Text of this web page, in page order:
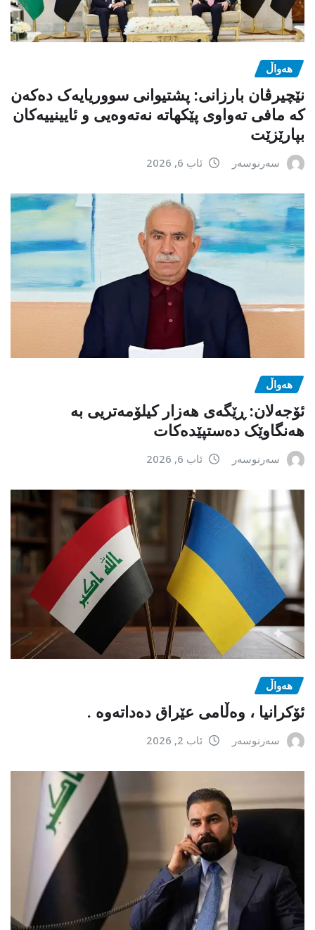
هەواڵ
نێچیرڤان بارزانی: پشتیوانی سووریایەک دەکەن
کە مافی تەواوی پێکهاتە نەتەوەیی و ئایینییەکان
بپارێزێت
سەرنوسەر ئاب 6, 2026
هەواڵ
ئۆجەلان: ڕێگەی هەزار کیلۆمەتریی بە
هەنگاوێک دەستپێدەکات
سەرنوسەر ئاب 6, 2026
هەواڵ
ئۆکرانیا ، وەڵامی عێراق دەداتەوە .
سەرنوسەر ئاب 2, 2026